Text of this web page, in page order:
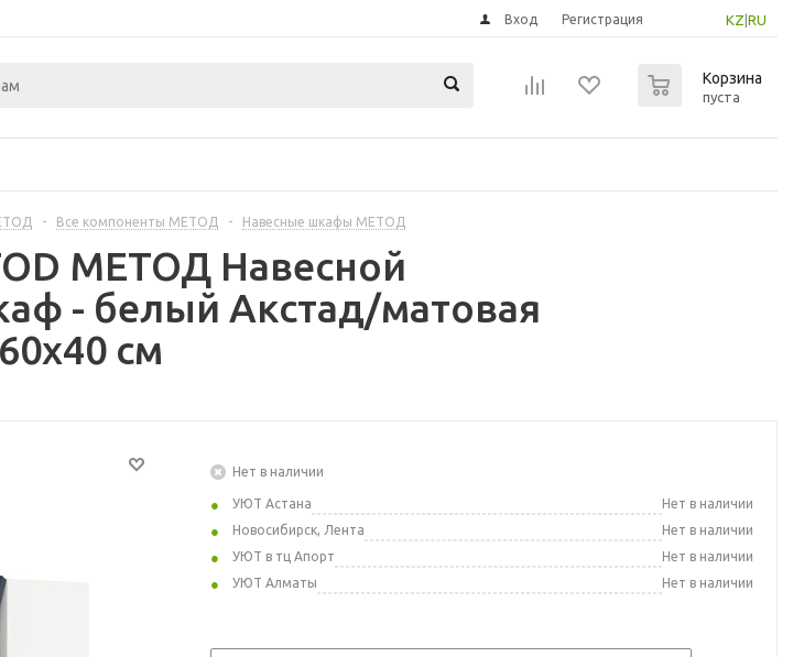
KZ RU
Вход Регистрация
Корзина
пуста
- Все компоненты МЕТОД - Навесные шкафы МЕТОД
МЕТОД Навесной
- белый Акстад/матовая
см
Нет в наличии
УЮТ Астана
Нет в наличии
Новосибирск, Лента
Нет в наличии
УЮТ в тц Апорт
Нет в наличии
УЮТ Алматы
Нет в наличии